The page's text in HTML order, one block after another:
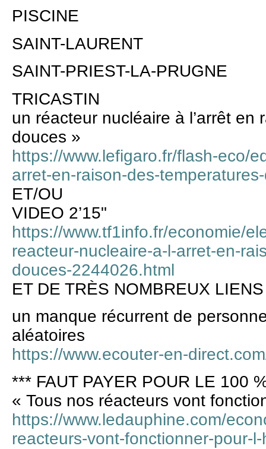
PISCINE
SAINT-LAURENT
SAINT-PRIEST-LA-PRUGNE
TRICASTIN
un réacteur nucléaire à l’arrêt en
douces »
https://www.lefigaro.fr/flash-eco/
arret-en-raison-des-
ET/OU
VIDEO 2’15"
https://www.tf1info.fr/economie/
reacteur-nucleaire-a-l-arret-en-
douces-2244026.html
ET DE TRÈS NOMBREUX LIENS
un manque récurrent de
aléatoires
https://www.ecouter-en-
*** FAUT PAYER POUR LE 100
« Tous nos réacteurs vont
https://www.ledauphine.com/
reacteurs-vont-fonctionner-pour-l-